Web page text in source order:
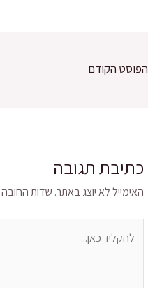
הפוסט הקודם
כתיבת תגובה
האימייל לא יוצג באתר. שדות